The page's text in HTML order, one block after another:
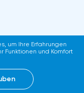
um Ihre Erfahrungen
Funktionen und Komfort